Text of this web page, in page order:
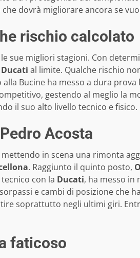
dovrà migliorare ancora se
rischio calcolato
sue migliori stagioni. Con
Ducati al limite. Qualche rischio
Bucine ha messo a dura prova
gestendo al meglio la
il suo alto livello tecnico e fisico.
Acosta
in scena una rimonta
. Raggiunto il quinto posto,
con la Ducati, ha messo in
e cambi di posizione che
soprattutto negli ultimi giri.
faticoso